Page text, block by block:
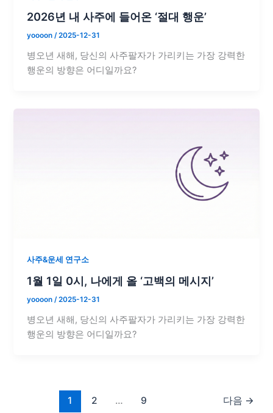
2026년 내 사주에 들어온 ‘절대 행운’
yoooon/2025-12-31
병오년 새해, 당신의 사주팔자가 가리키는 가장 강력한
행운의 방향은 어디일까요?
사주&운세 연구소
1월 1일 0시, 나에게 올 ‘고백의 메시지’
yoooon/2025-12-31
병오년 새해, 당신의 사주팔자가 가리키는 가장 강력한
행운의 방향은 어디일까요?
1 2 … 9 다음 →